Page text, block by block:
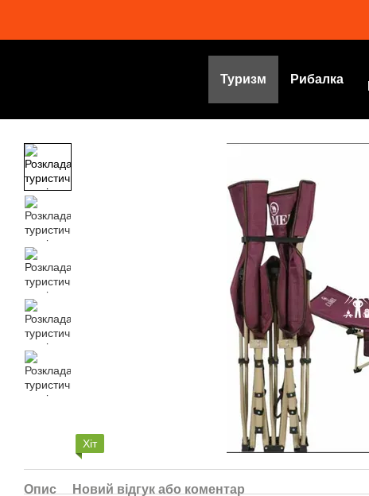
Туризм Рибалка
Хіт
Опис
Новий відгук або коментар